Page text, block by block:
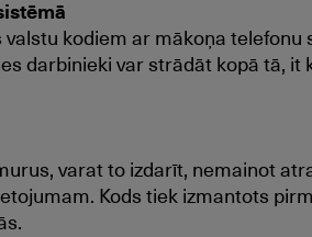
kodiem ar mākoņa
darbinieki var strādāt kopā tā, it
varat to izdarīt, nemainot
Kods tiek izmantots